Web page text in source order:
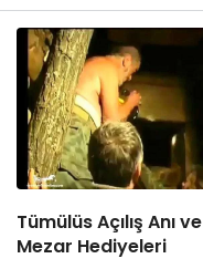
Tümülüs Açılış Anı ve
Mezar Hediyeleri